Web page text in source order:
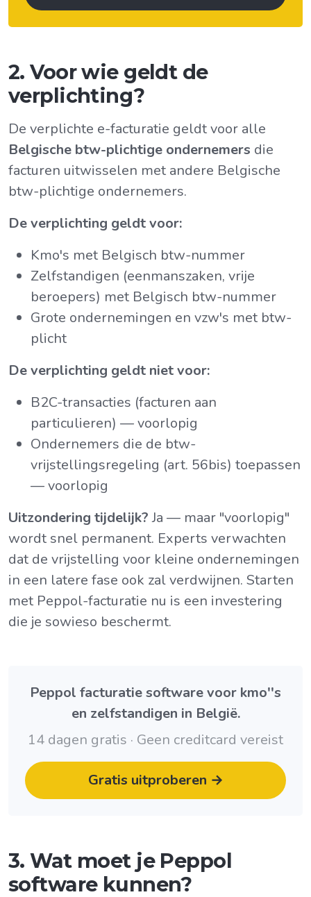
2. Voor wie geldt de
verplichting?
De verplichte e-facturatie geldt voor alle
Belgische btw-plichtige ondernemers die
facturen uitwisselen met andere Belgische
btw-plichtige ondernemers.
De verplichting geldt voor:
Kmo's met Belgisch btw-nummer
Zelfstandigen (eenmanszaken, vrije
beroepers) met Belgisch btw-nummer
Grote ondernemingen en vzw's met btw-
plicht
De verplichting geldt niet voor:
B2C-transacties (facturen aan
particulieren) — voorlopig
Ondernemers die de btw-
vrijstellingsregeling (art. 56bis) toepassen
— voorlopig
Uitzondering tijdelijk?Ja — maar "voorlopig"
wordt snel permanent. Experts verwachten
dat de vrijstelling voor kleine ondernemingen
in een latere fase ook zal verdwijnen. Starten
met Peppol-facturatie nu is een investering
die je sowieso beschermt.
Peppol facturatie software voor kmo''s
en zelfstandigen in België.
14 dagen gratis · Geen creditcard vereist
Gratis uitproberen →
3. Wat moet je Peppol
software kunnen?